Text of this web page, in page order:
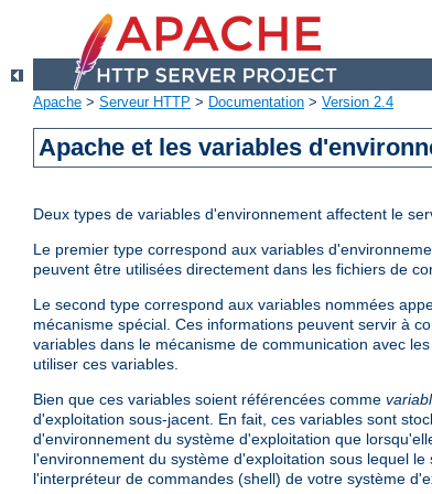
Apache > Serveur HTTP > Documentation > Version 2.4
Apache et les variables
Deux types de variables d'environnement affectent le
Le premier type correspond aux variables
peuvent être utilisées directement dans les fichiers de
Le second type correspond aux variables nommées
mécanisme spécial. Ces informations peuvent servir à
variables dans le mécanisme de communication avec
utiliser ces variables.
Bien que ces variables soient référencées comme
d'exploitation sous-jacent. En fait, ces variables sont
d'environnement du système d'exploitation que
l'environnement du système d'exploitation sous lequel
l'interpréteur de commandes (shell) de votre système